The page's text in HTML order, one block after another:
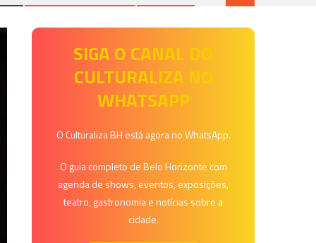
SIGA O CANAL DO
CULTURALIZA NO
WHATSAPP
O Culturaliza BH está agora no WhatsApp.
O guia completo de Belo Horizonte com
agenda de shows, eventos, exposições,
teatro, gastronomia e notícias sobre a
cidade.